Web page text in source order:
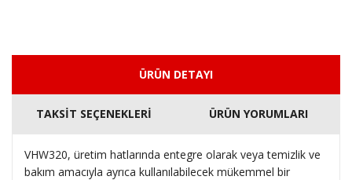
ÜRÜN DETAYI
TAKSİT SEÇENEKLERİ ÜRÜN YORUMLARI
VHW320, üretim hatlarında entegre olarak veya temizlik ve
bakım amacıyla ayrıca kullanılabilecek mükemmel bir